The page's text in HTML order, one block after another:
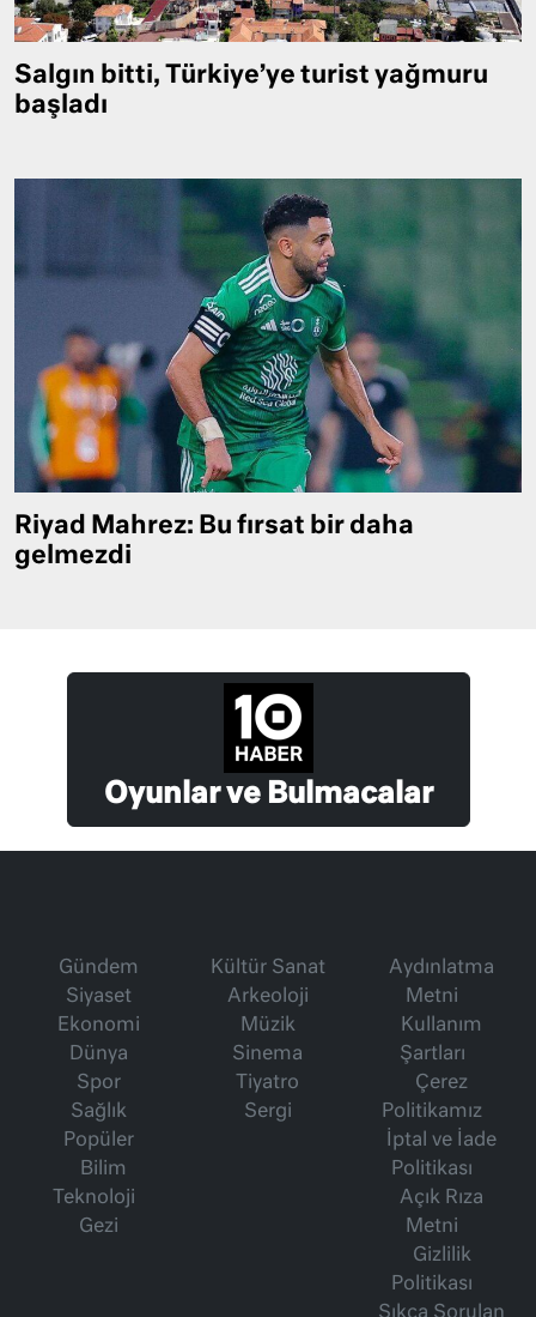
Salgın bitti, Türkiye’ye turist yağmuru
başladı
Riyad Mahrez: Bu fırsat bir daha
gelmezdi
Oyunlar ve Bulmacalar
Gündem
Siyaset
Ekonomi
Dünya
Spor
Sağlık
Popüler
Bilim
Teknoloji
Gezi
Kültür Sanat
Arkeoloji
Müzik
Sinema
Tiyatro
Sergi
Aydınlatma
Metni
Kullanım
Şartları
Çerez
Politikamız
İptal ve İade
Politikası
Açık Rıza
Metni
Gizlilik
Politikası